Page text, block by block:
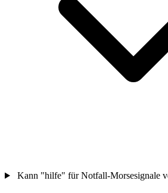
Kann "hilfe" für Notfall-Morsesignale